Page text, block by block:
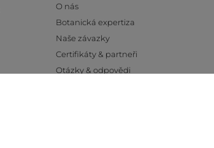
O nás
Botanická expertiza
Naše závazky
Certifikáty & partneři
Otázky & odpovědi